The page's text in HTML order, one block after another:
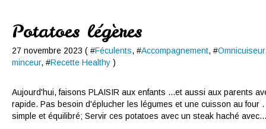
Potatoes légères
27 novembre 2023 ( #Féculents, #Accompagnement, #Omnicuiseur
minceur, #Recette Healthy )
Aujourd'hui, faisons PLAISIR aux enfants ...et aussi aux parents
rapide. Pas besoin d'éplucher les légumes et une cuisson au four
simple et équilibré; Servir ces potatoes avec un steak haché avec...